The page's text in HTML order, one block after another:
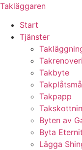
Skip
content
Takläggaren
Start
Tjänster
Takbyte
Takpapp
Byten av
Byta
Lägga